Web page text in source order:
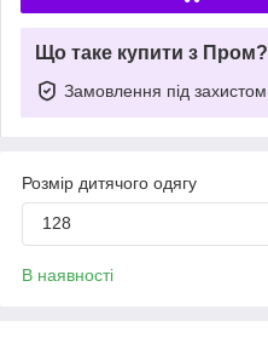
Що таке купити з Пром?
Замовлення під захистом
Розмір дитячого одягу
128
В наявності